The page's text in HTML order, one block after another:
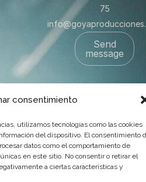
consentimiento
utilizamos tecnologías como las cookies
del dispositivo. El consentimiento
datos como el comportamiento de
en este sitio. No consentir o retirar el
a ciertas características y
75
Send
message
Todos los derechos reservados.
por adauge.